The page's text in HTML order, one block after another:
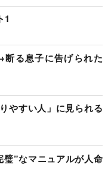
1
る息子に告げられた
やすい人」に見られる
璧”なマニュアルが人命